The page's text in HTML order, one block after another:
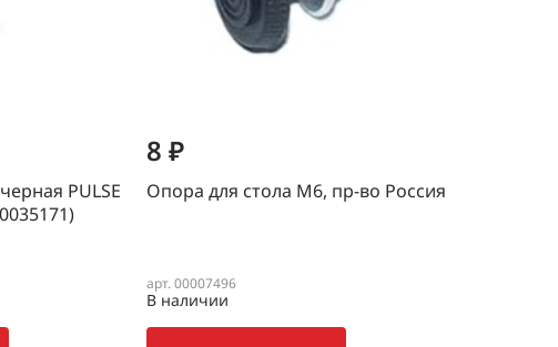
PULSE
8 ₽
Опора для стола М6, пр-во Россия
арт. 00007496
В наличии